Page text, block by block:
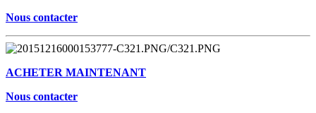
Nous contacter
ACHETER MAINTENANT
Nous contacter